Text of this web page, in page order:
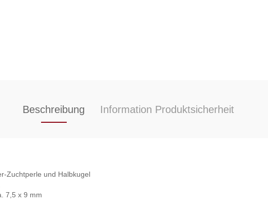
Beschreibung Information Produktsicherheit
Zuchtperle und Halbkugel
7,5 x 9 mm